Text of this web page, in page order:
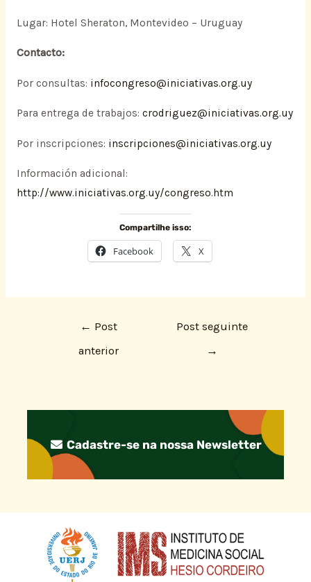
Lugar: Hotel Sheraton, Montevideo – Uruguay
Contacto:
Por consultas: infocongreso@iniciativas.org.uy
Para entrega de trabajos: crodriguez@iniciativas.org.uy
Por inscripciones: inscripciones@iniciativas.org.uy
Información adicional:
http://www.iniciativas.org.uy/congreso.htm
Compartilhe isso:
Facebook X
← Post
anterior
Post seguinte
→
Cadastre-se na nossa Newsletter